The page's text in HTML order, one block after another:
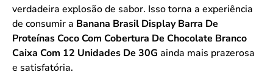
verdadeira explosão de sabor. Isso torna a experiência
de consumir a Banana Brasil Display Barra De
Proteínas Coco Com Cobertura De Chocolate Branco
Caixa Com 12 Unidades De 30G ainda mais prazerosa
e satisfatória.